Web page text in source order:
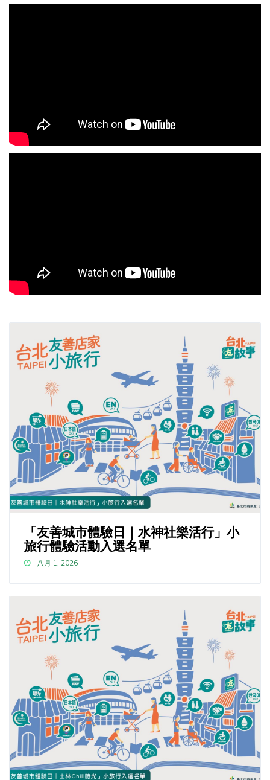
「友善城市體驗日｜水神社樂活行」小
旅行體驗活動入選名單
八月 1, 2026